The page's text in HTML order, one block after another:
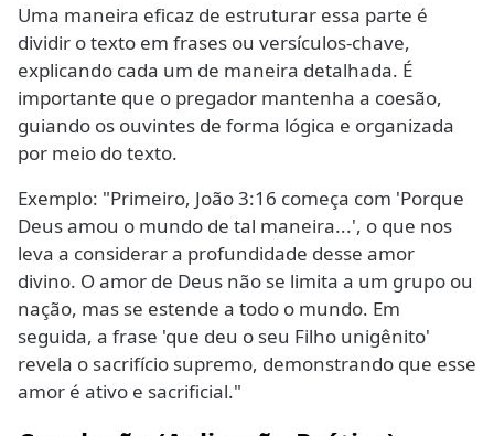
Uma maneira eficaz de estruturar essa parte é
dividir o texto em frases ou versículos-chave,
explicando cada um de maneira detalhada. É
importante que o pregador mantenha a coesão,
guiando os ouvintes de forma lógica e organizada
por meio do texto.
Exemplo: "Primeiro, João 3:16 começa com 'Porque
Deus amou o mundo de tal maneira...', o que nos
leva a considerar a profundidade desse amor
divino. O amor de Deus não se limita a um grupo ou
nação, mas se estende a todo o mundo. Em
seguida, a frase 'que deu o seu Filho unigênito'
revela o sacrifício supremo, demonstrando que esse
amor é ativo e sacrificial."